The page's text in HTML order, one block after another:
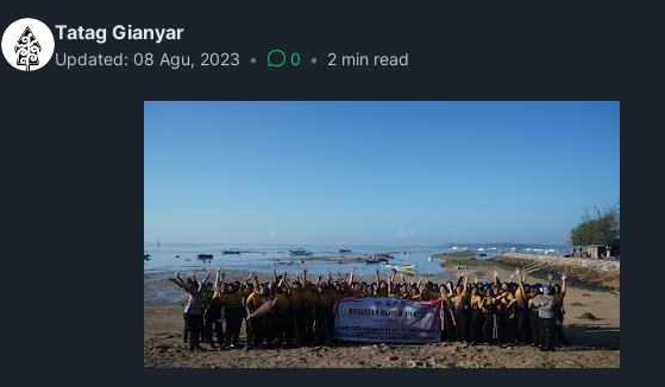
Tatag Gianyar
Updated: 08 Agu, 2023 • 0 • 2 min read